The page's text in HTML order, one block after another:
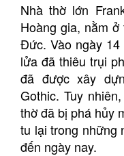
Nhà thờ lớn
Hoàng gia, nằm
Đức. Vào ngày
lửa đã thiêu trụi
đã được xây
Gothic. Tuy
thờ đã bị phá hủy
tu lại trong những
đến ngày nay.